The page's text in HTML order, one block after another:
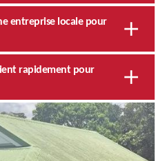
entreprise locale pour
rapidement pour